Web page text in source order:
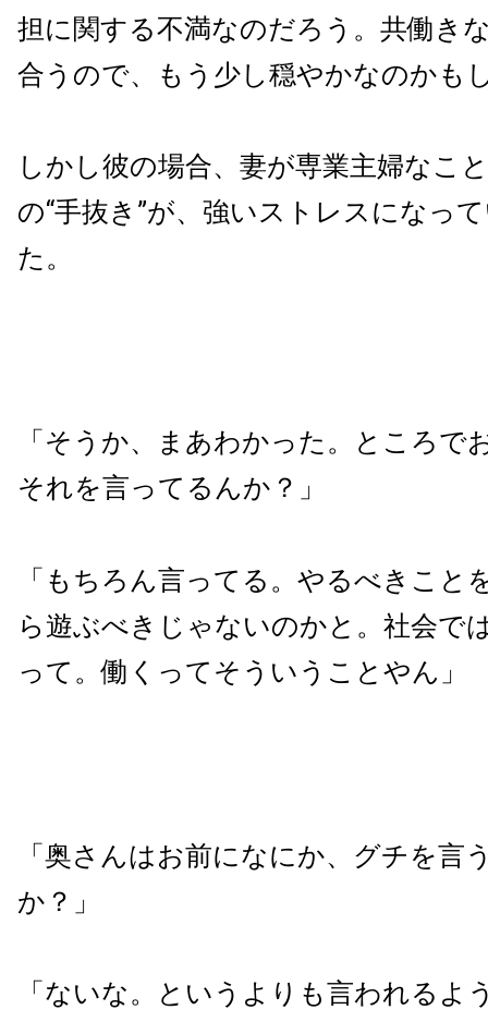
担に関する不満なのだろう。共働き
合うので、もう少し穏やかなのかも
しかし彼の場合、妻が専業主婦なこ
の“手抜き”が、強いストレスになっ
た。
「そうか、まあわかった。ところで
それを言ってるんか？」
「もちろん言ってる。やるべきこと
ら遊ぶべきじゃないのかと。社会で
って。働くってそういうことやん」
「奥さんはお前になにか、グチを言
か？」
「ないな。というよりも言われるよ